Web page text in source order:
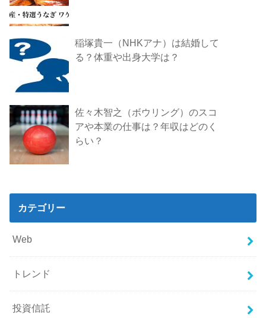
稲塚貴一（NHKアナ）は結婚して
る？体重や出身大学は？
佐々木智之（ボウリング）のスコ
アや本業の仕事は？年収はどのく
らい？
カテゴリー
Web
トレンド
投資信託